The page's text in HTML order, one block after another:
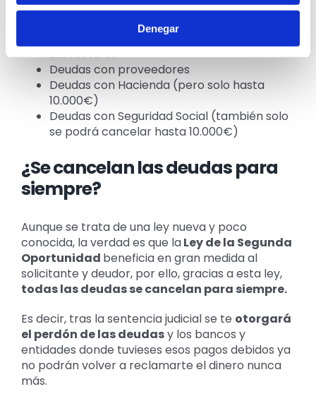
Denegar
deudor
Las hipotecas a su nombre
Las facturas
Deudas con proveedores
Deudas con Hacienda (pero solo hasta
10.000€)
Deudas con Seguridad Social (también solo
se podrá cancelar hasta 10.000€)
¿Se cancelan las deudas para
siempre?
Aunque se trata de una ley nueva y poco
conocida, la verdad es que laLey de la Segunda
Oportunidad beneficia en gran medida al
solicitante y deudor, por ello, gracias a esta ley,
todas las deudas se cancelan para siempre.
Es decir, tras la sentencia judicial se te otorgará
el perdón de las deudasy los bancos y
entidades donde tuvieses esos pagos debidos ya
no podrán volver a reclamarte el dinero nunca
más.